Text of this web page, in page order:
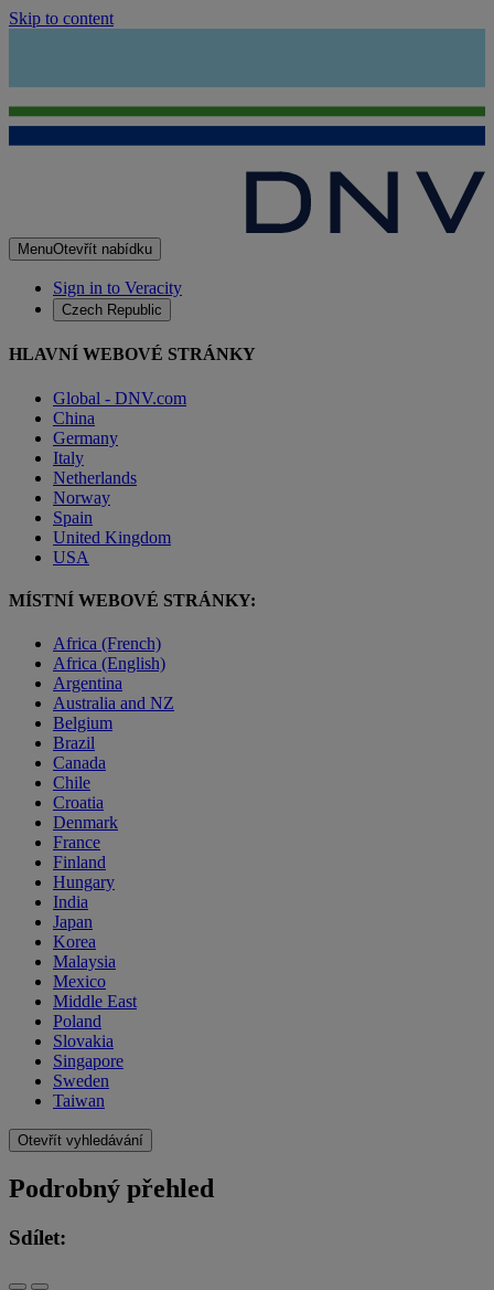
Skip to content
MenuOtevřít nabídku
Sign in to Veracity
Czech Republic
HLAVNÍ WEBOVÉ STRÁNKY
Global - DNV.com
China
Germany
Italy
Netherlands
Norway
Spain
United Kingdom
USA
MÍSTNÍ WEBOVÉ STRÁNKY:
Africa (French)
Africa (English)
Argentina
Australia and NZ
Belgium
Brazil
Canada
Chile
Croatia
Denmark
France
Finland
Hungary
India
Japan
Korea
Malaysia
Mexico
Middle East
Poland
Slovakia
Singapore
Sweden
Taiwan
Otevřít vyhledávání
Podrobný přehled
Sdílet: